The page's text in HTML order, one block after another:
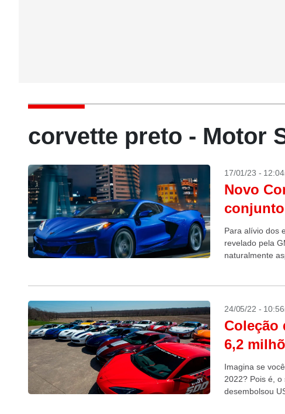
corvette preto - Motor
17/01/23 -
Novo
Para alívio dos
revelado pela
naturalmente
24/05/22 -
Coleção
6,2
Imagina se
2022? Pois é,
desembolsou